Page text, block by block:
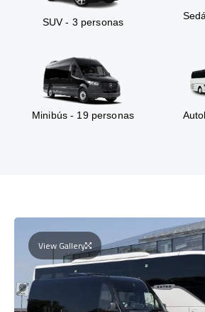
SUV - 3 personas
Minibús - 19 personas
View Gallery